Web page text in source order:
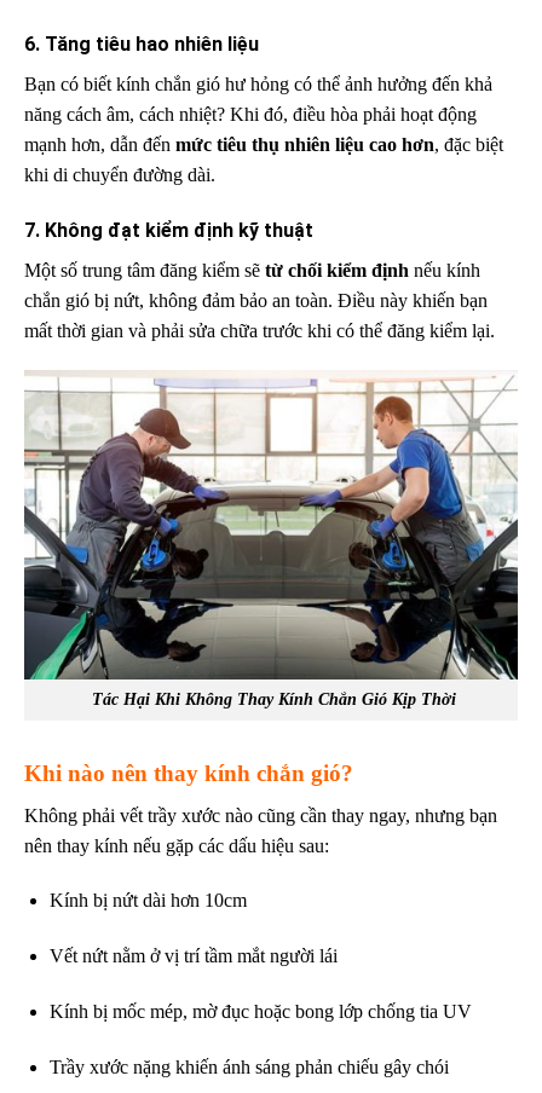
6. Tăng tiêu hao nhiên liệu
Bạn có biết kính chắn gió hư hỏng có thể ảnh hưởng đến khả
năng cách âm, cách nhiệt? Khi đó, điều hòa phải hoạt động
mạnh hơn, dẫn đến mức tiêu thụ nhiên liệu cao hơn, đặc biệt
khi di chuyển đường dài.
7. Không đạt kiểm định kỹ thuật
Một số trung tâm đăng kiểm sẽ từ chối kiểm định nếu kính
chắn gió bị nứt, không đảm bảo an toàn. Điều này khiến bạn
mất thời gian và phải sửa chữa trước khi có thể đăng kiểm lại.
Tác Hại Khi Không Thay Kính Chắn Gió Kịp Thời
Khi nào nên thay kính chắn gió?
Không phải vết trầy xước nào cũng cần thay ngay, nhưng bạn
nên thay kính nếu gặp các dấu hiệu sau:
Kính bị nứt dài hơn 10cm
Vết nứt nằm ở vị trí tầm mắt người lái
Kính bị mốc mép, mờ đục hoặc bong lớp chống tia UV
Trầy xước nặng khiến ánh sáng phản chiếu gây chói